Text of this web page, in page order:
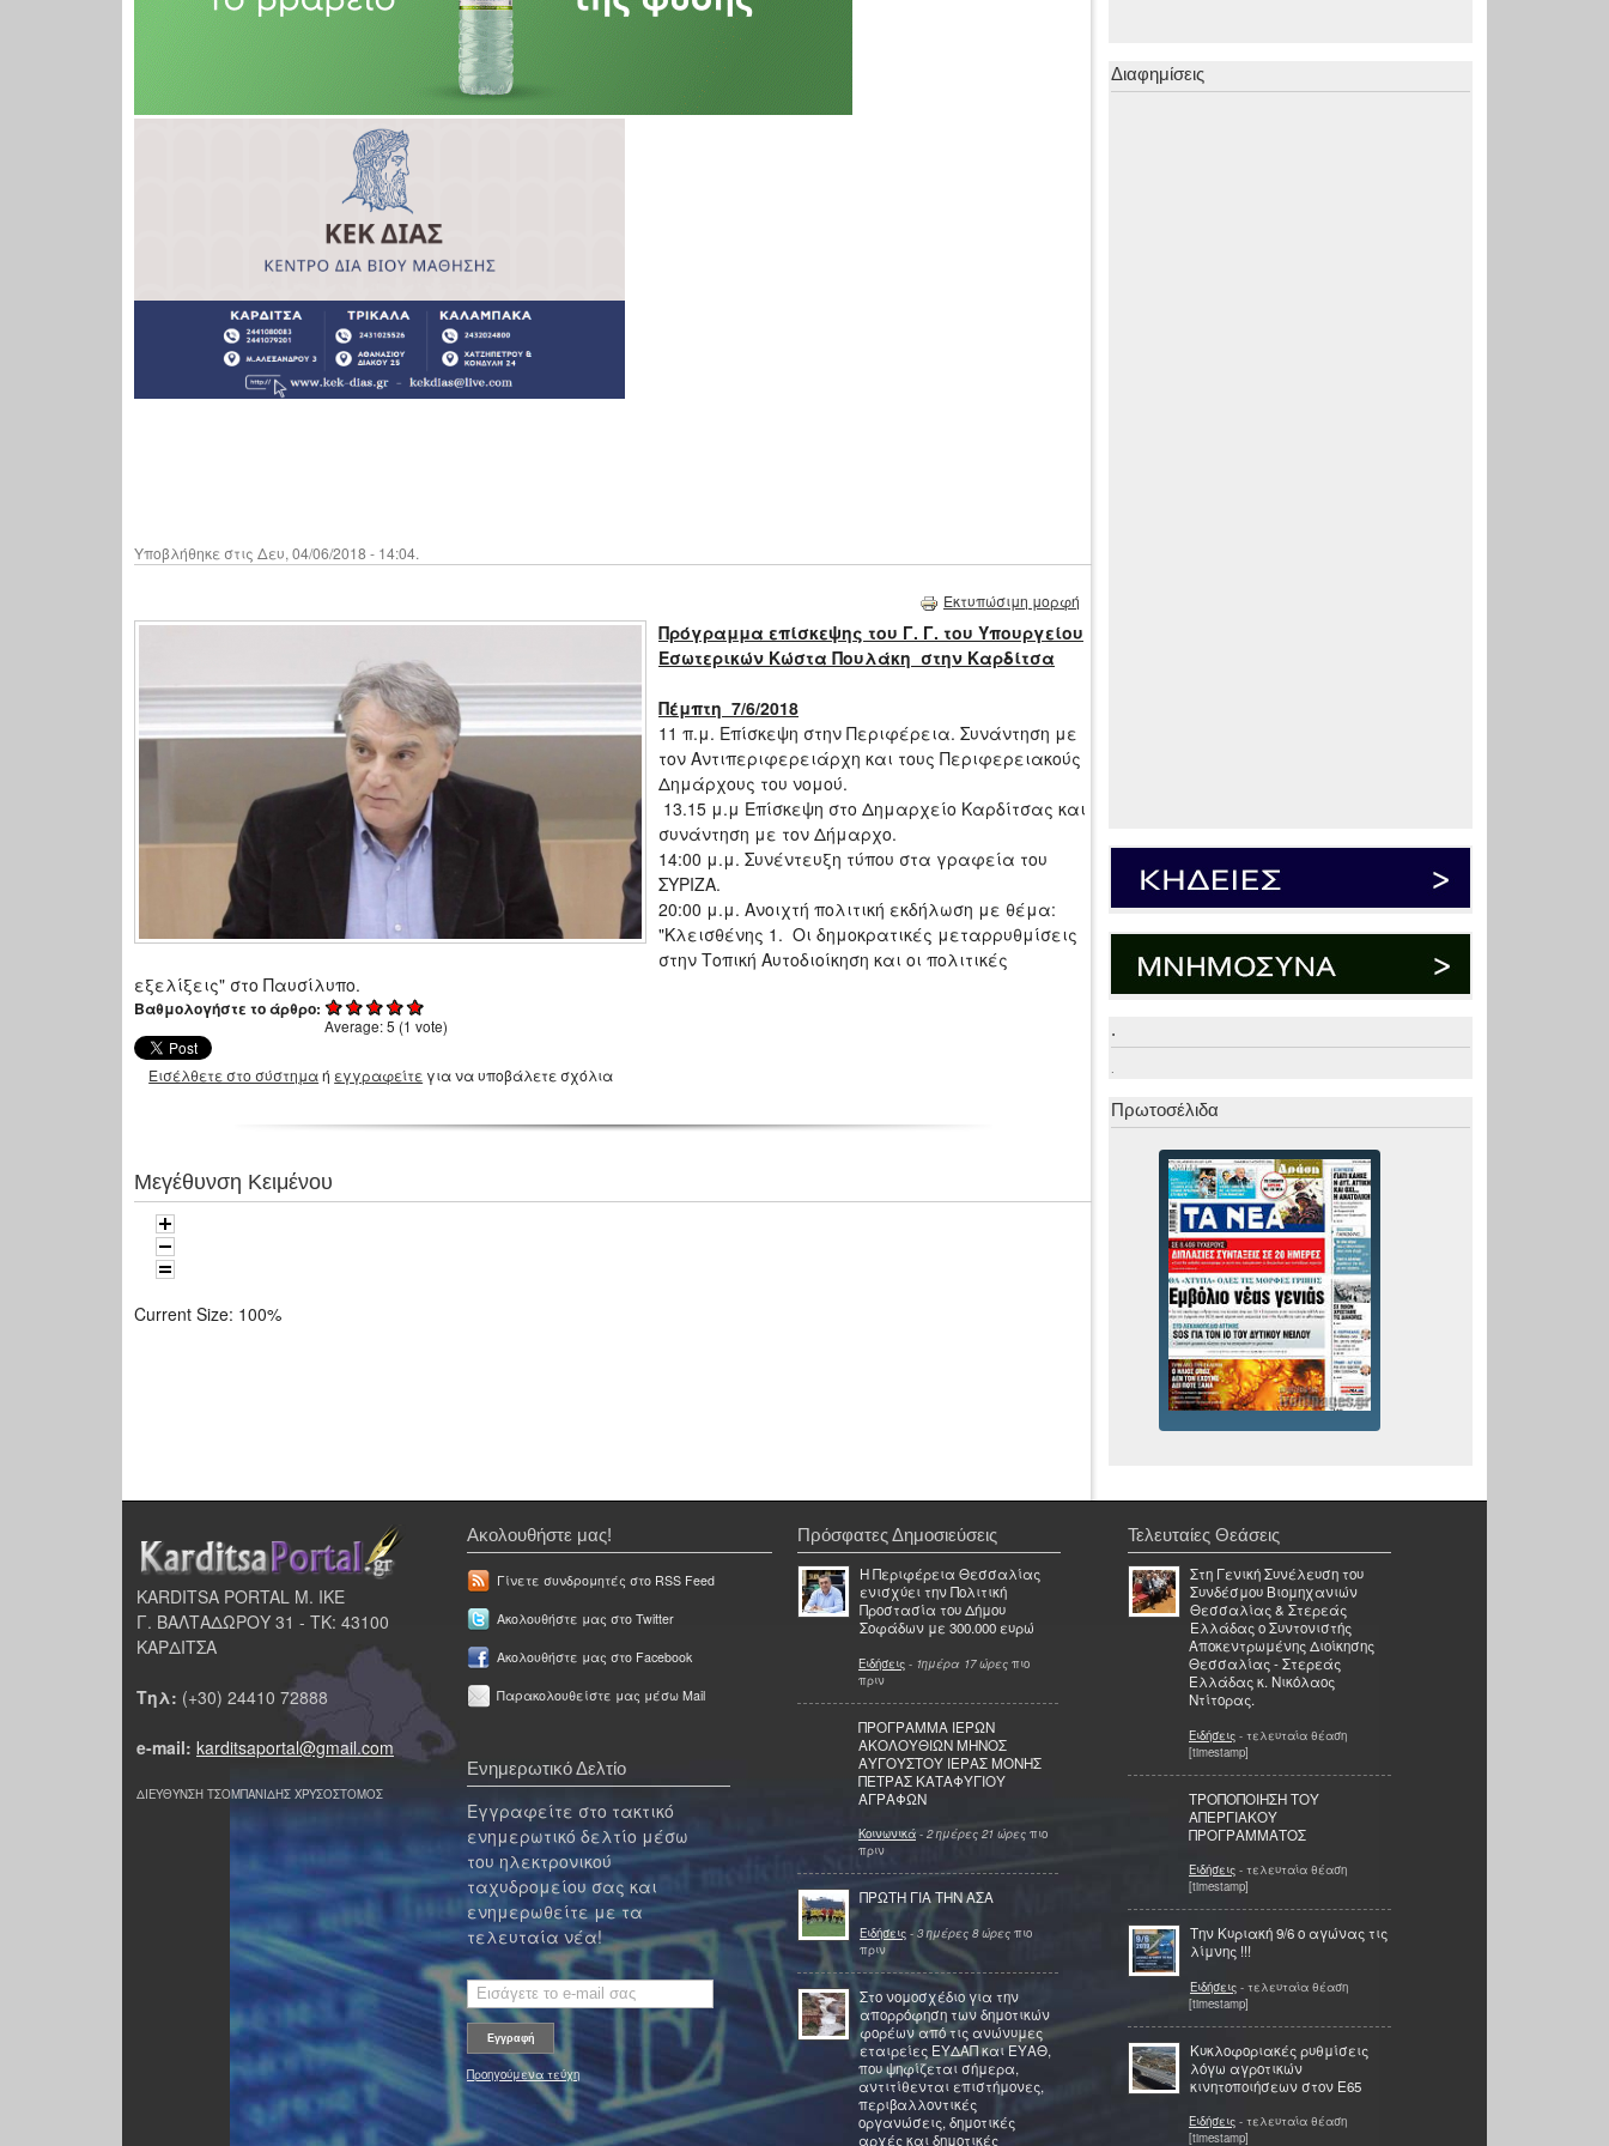
Υποβλήθηκε στις Δευ, 04/06/2018 - 14:04.
Εκτυπώσιμη μορφή
Πρόγραμμα επίσκεψης του Γ. Γ. του Υπουργείου
Εσωτερικών Κώστα Πουλάκη στην Καρδίτσα
Πέμπτη 7/6/2018
11 π.μ. Επίσκεψη στην Περιφέρεια. Συνάντηση με
τον Αντιπεριφερειάρχη και τους Περιφερειακούς
Δημάρχους του νομού.
13.15 μ.μ Επίσκεψη στο Δημαρχείο Καρδίτσας και
συνάντηση με τον Δήμαρχο.
14:00 μ.μ. Συνέντευξη τύπου στα γραφεία του
ΣΥΡΙΖΑ.
20:00 μ.μ. Ανοιχτή πολιτική εκδήλωση με θέμα:
"Κλεισθένης 1. Οι δημοκρατικές μεταρρυθμίσεις
στην Τοπική Αυτοδιοίκηση και οι πολιτικές
εξελίξεις" στο Παυσίλυπο.
Βαθμολογήστε το άρθρο:
Average:5 (1 vote)
Εισέλθετε στο σύστημαή εγγραφείτε για να υποβάλετε σχόλια
Μεγέθυνση Κειμένου
Current Size: 100%
Διαφημίσεις
.
.
Πρωτοσέλιδα
KARDITSA PORTAL Μ. ΙΚΕ
Γ. ΒΑΛΤΑΔΩΡΟΥ 31 - ΤΚ: 43100
ΚΑΡΔΙΤΣΑ
Τηλ: (+30) 24410 72888
e-mail: karditsaportal@gmail.com
ΔΙΕΥΘΥΝΣΗ ΤΣΟΜΠΑΝΙΔΗΣ ΧΡΥΣΟΣΤΟΜΟΣ
Ακολουθήστε μας!
Γίνετε συνδρομητές στο RSS Feed
Ακολουθήστε μας στο Twitter
Ακολουθήστε μας στο Facebook
Παρακολουθείστε μας μέσω Mail
Ενημερωτικό Δελτίο
Εγγραφείτε στο τακτικό
ενημερωτικό δελτίο μέσω
του ηλεκτρονικού
ταχυδρομείου σας και
ενημερωθείτε με τα
τελευταία νέα!
Προηγούμενα τεύχη
Πρόσφατες Δημοσιεύσεις
Η Περιφέρεια Θεσσαλίας
ενισχύει την Πολιτική
Προστασία του Δήμου
Σοφάδων με 300.000 ευρώ
Ειδήσεις - 1ημέρα 17 ώρες πιο
πριν
ΠΡΟΓΡΑΜΜΑ ΙΕΡΩΝ
ΑΚΟΛΟΥΘΙΩΝ ΜΗΝΟΣ
ΑΥΓΟΥΣΤΟΥ ΙΕΡΑΣ ΜΟΝΗΣ
ΠΕΤΡΑΣ ΚΑΤΑΦΥΓΙΟΥ
ΑΓΡΑΦΩΝ
Κοινωνικά - 2 ημέρες 21 ώρες πιο
πριν
ΠΡΩΤΗ ΓΙΑ ΤΗΝ ΑΣΑ
Ειδήσεις - 3 ημέρες 8 ώρες πιο
πριν
Στο νομοσχέδιο για την
απορρόφηση των δημοτικών
φορέων από τις ανώνυμες
εταιρείες ΕΥΔΑΠ και ΕΥΑΘ,
που ψηφίζεται σήμερα,
αντιτίθενται επιστήμονες,
περιβαλλοντικές
οργανώσεις, δημοτικές
αρχές και δημοτικές
Τελευταίες Θεάσεις
Στη Γενική Συνέλευση του
Συνδέσμου Βιομηχανιών
Θεσσαλίας & Στερεάς
Ελλάδας ο Συντονιστής
Αποκεντρωμένης Διοίκησης
Θεσσαλίας - Στερεάς
Ελλάδας κ. Νικόλαος
Ντίτορας.
Ειδήσεις - τελευταία θέαση
[timestamp]
ΤΡΟΠΟΠΟΙΗΣΗ ΤΟΥ
ΑΠΕΡΓΙΑΚΟΥ
ΠΡΟΓΡΑΜΜΑΤΟΣ
Ειδήσεις - τελευταία θέαση
[timestamp]
Την Κυριακή 9/6 ο αγώνας τις
λίμνης !!!
Ειδήσεις - τελευταία θέαση
[timestamp]
Κυκλοφοριακές ρυθμίσεις
λόγω αγροτικών
κινητοποιήσεων στον Ε65
Ειδήσεις - τελευταία θέαση
[timestamp]